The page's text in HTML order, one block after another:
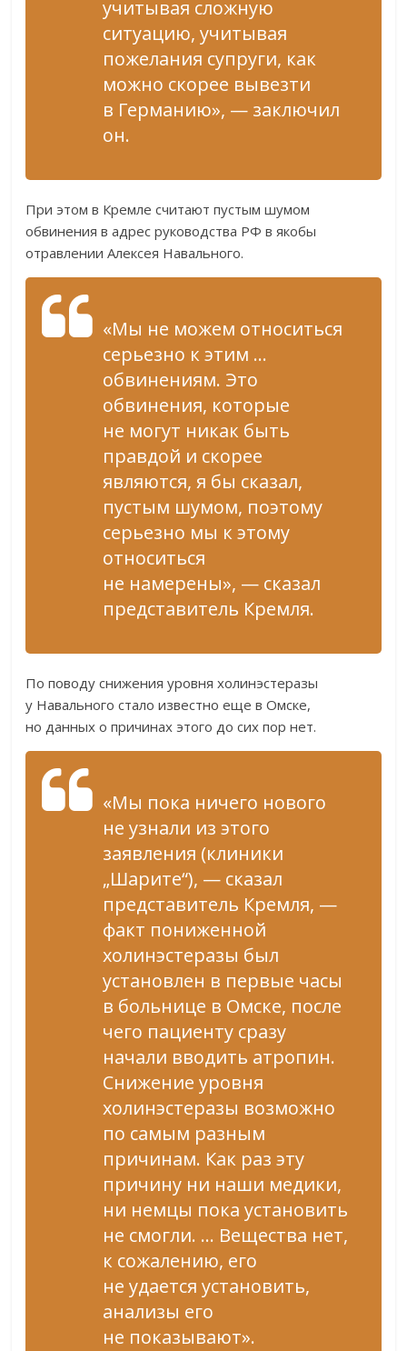
учитывая сложную
ситуацию, учитывая
пожелания супруги, как
можно скорее вывезти
в Германию», — заключил
он.
При этом в Кремле считают пустым шумом
обвинения в адрес руководства РФ в якобы
отравлении Алексея Навального.
«Мы не можем относиться
серьезно к этим …
обвинениям. Это
обвинения, которые
не могут никак быть
правдой и скорее
являются, я бы сказал,
пустым шумом, поэтому
серьезно мы к этому
относиться
не намерены», — сказал
представитель Кремля.
По поводу снижения уровня холинэстеразы
у Навального стало известно еще в Омске,
но данных о причинах этого до сих пор нет.
«Мы пока ничего нового
не узнали из этого
заявления (клиники
„Шарите“), — сказал
представитель Кремля, —
факт пониженной
холинэстеразы был
установлен в первые часы
в больнице в Омске, после
чего пациенту сразу
начали вводить атропин.
Снижение уровня
холинэстеразы возможно
по самым разным
причинам. Как раз эту
причину ни наши медики,
ни немцы пока установить
не смогли. … Вещества нет,
к сожалению, его
не удается установить,
анализы его
не показывают».